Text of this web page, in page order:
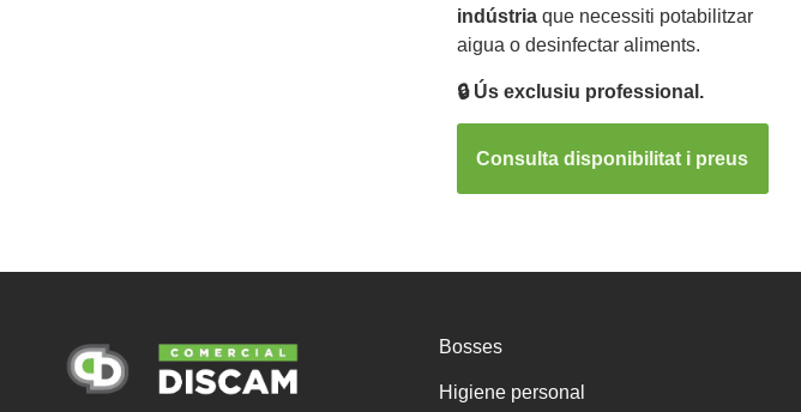
indústriaque necessiti potabilitzar
aigua o desinfectar aliments.
🔒 Ús exclusiu professional.
Consulta disponibilitat i preus
Bosses
Higiene personal